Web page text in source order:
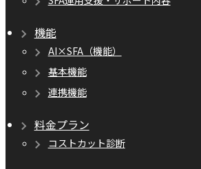
機能
AI×SFA（機能）
基本機能
連携機能
料金プラン
コストカット診断